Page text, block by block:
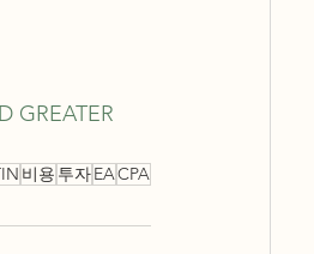
GREATER
비용 투자EACPA